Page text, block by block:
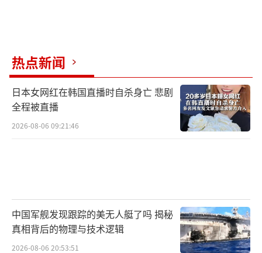
热点新闻
日本女网红在韩国直播时自杀身亡 悲剧
全程被直播
2026-08-06 09:21:46
中国军舰发现跟踪的美无人艇了吗 揭秘
真相背后的物理与技术逻辑
2026-08-06 20:53:51